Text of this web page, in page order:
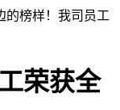
的榜样！我司员工
荣获全